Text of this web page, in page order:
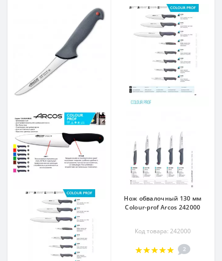
Нож обвалочный 130 мм
Сolour-prof Arcos 242000
Код товара: 242000
2